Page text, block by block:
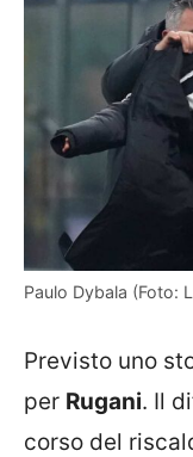
Paulo Dybala (Foto:
Previsto uno
per Rugani. Il
corso del